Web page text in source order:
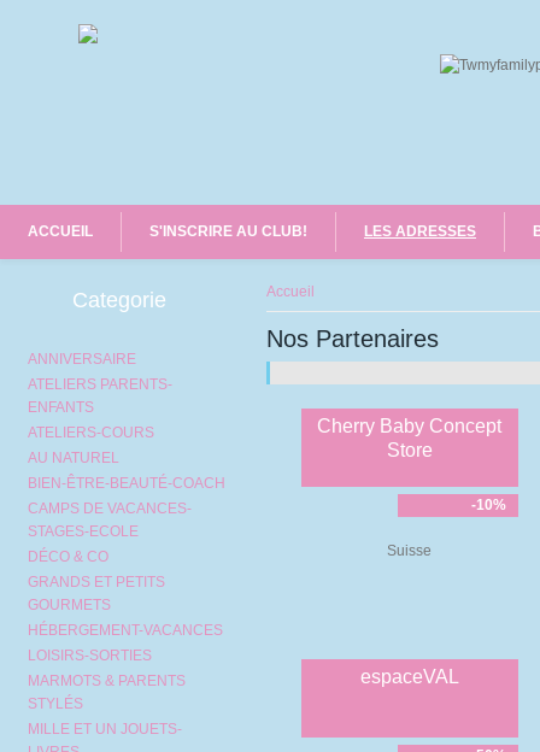
ACCUEIL S'INSCRIRE AU CLUB! LES ADRESSES
Vous êtes ici
Accueil
Nos Partenaires
Cherry Baby Concept
Store
-10%
Suisse
espaceVAL
Categorie
ANNIVERSAIRE
ATELIERS PARENTS-
ENFANTS
ATELIERS-COURS
AU NATUREL
BIEN-ÊTRE-BEAUTÉ-COACH
CAMPS DE VACANCES-
STAGES-ECOLE
DÉCO & CO
GRANDS ET PETITS
GOURMETS
HÉBERGEMENT-VACANCES
LOISIRS-SORTIES
MARMOTS & PARENTS
STYLÉS
MILLE ET UN JOUETS-